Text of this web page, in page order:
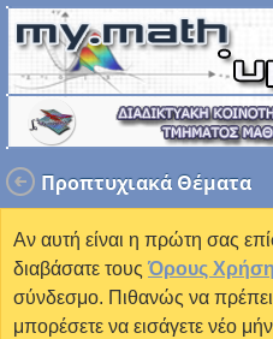
Προπτυχιακά Θέματα
Αν αυτή είναι η πρώτη σας
διαβάσατε τους Όρους
σύνδεσμο. Πιθανώς να
μπορέσετε να εισάγετε νέο